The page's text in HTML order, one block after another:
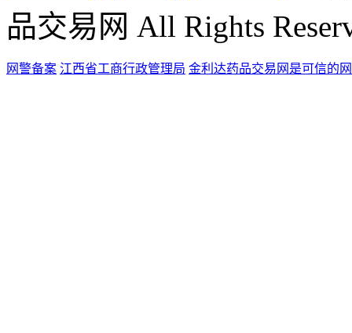
品交易网 All Rights
网警备案 江西省工商行政管理局 金利达药品交易网是可信的